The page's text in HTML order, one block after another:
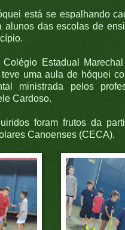
está se espalhando
alunos das escolas de
Colégio Estadual
uma aula de hóquei
ministrada pelos
Cardoso.
foram frutos da
Canoenses (CECA).